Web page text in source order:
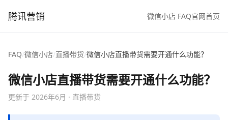
腾讯营销 微信小店 FAQ官网首页
FAQ/微信小店/直播带货/微信小店直播带货需要开通什么功能？
微信小店直播带货需要开通什么功能？
更新于 2026年6月 · 直播带货